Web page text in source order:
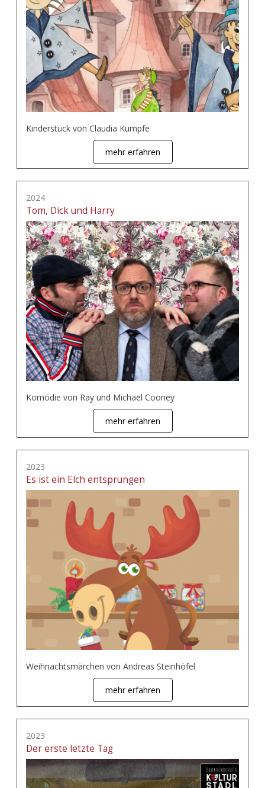
Kinderstück von Claudia Kumpfe
mehr erfahren
2024
Tom, Dick und Harry
Komödie von Ray und Michael Cooney
mehr erfahren
2023
Es ist ein Elch entsprungen
Weihnachtsmärchen von Andreas Steinhöfel
mehr erfahren
2023
Der erste letzte Tag